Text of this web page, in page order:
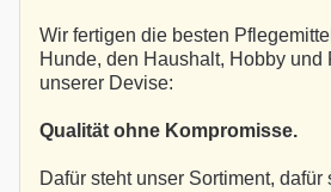
Wir fertigen die besten
Hunde, den Haushalt, Hobby und
unserer Devise:
Qualität ohne Kompromisse.
Dafür steht unser Sortiment, dafür